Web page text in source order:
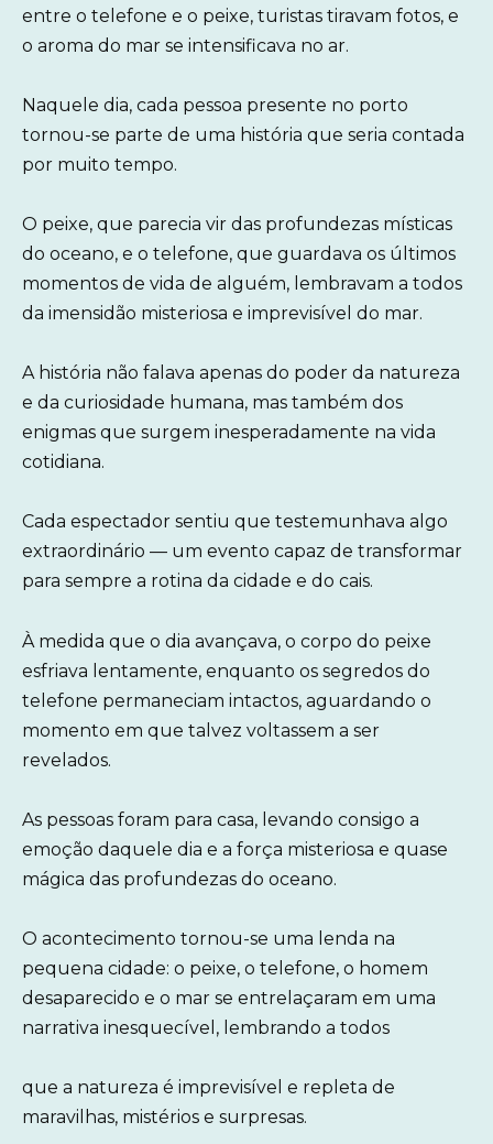
entre o telefone e o peixe, turistas tiravam fotos, e
o aroma do mar se intensificava no ar.
Naquele dia, cada pessoa presente no porto
tornou-se parte de uma história que seria contada
por muito tempo.
O peixe, que parecia vir das profundezas místicas
do oceano, e o telefone, que guardava os últimos
momentos de vida de alguém, lembravam a todos
da imensidão misteriosa e imprevisível do mar.
A história não falava apenas do poder da natureza
e da curiosidade humana, mas também dos
enigmas que surgem inesperadamente na vida
cotidiana.
Cada espectador sentiu que testemunhava algo
extraordinário — um evento capaz de transformar
para sempre a rotina da cidade e do cais.
À medida que o dia avançava, o corpo do peixe
esfriava lentamente, enquanto os segredos do
telefone permaneciam intactos, aguardando o
momento em que talvez voltassem a ser
revelados.
As pessoas foram para casa, levando consigo a
emoção daquele dia e a força misteriosa e quase
mágica das profundezas do oceano.
O acontecimento tornou-se uma lenda na
pequena cidade: o peixe, o telefone, o homem
desaparecido e o mar se entrelaçaram em uma
narrativa inesquecível, lembrando a todos
que a natureza é imprevisível e repleta de
maravilhas, mistérios e surpresas.